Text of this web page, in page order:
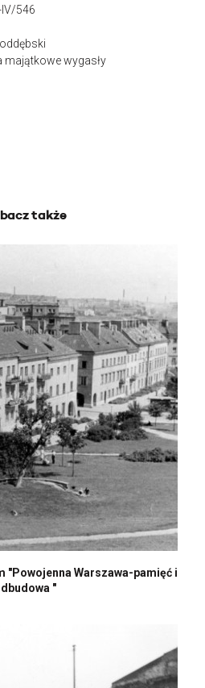
IV/546
majątkowe wygasły
także
"Powojenna Warszawa-pamięć i
"